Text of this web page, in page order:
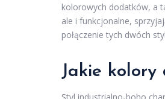
kolorowych dodatków, a
ale i funkcjonalne,
połączenie tych dwóch
Jakie